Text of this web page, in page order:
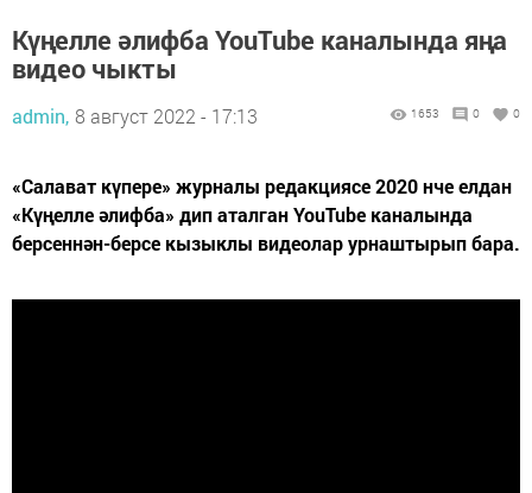
Күңелле әлифба YouTube каналында яңа
видео чыкты
admin, 8 август 2022 - 17:13 1653 0 0
«Салават күпере» журналы редакциясе 2020 нче елдан
«Күңелле әлифба» дип аталган YouTube каналында
берсеннән-берсе кызыклы видеолар урнаштырып бара.